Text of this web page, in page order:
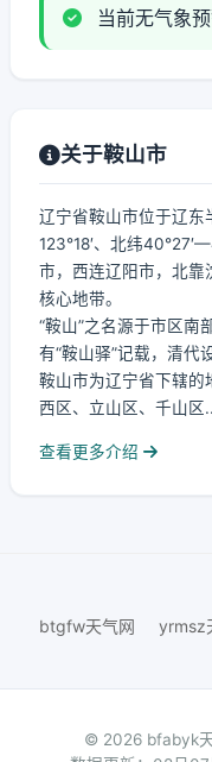
当前无气象
关于鞍山市
辽宁省鞍山市位于辽东
123°18′、北纬
市，西连辽阳市，北靠
核心地带。
“鞍山”之名源于市区南
有“鞍山驿”记载，清代
鞍山市为辽宁省下辖的
西区、立山区、千山区
查看更多介绍
btgfw天气网
yrmsz
© 2026 bfabyk